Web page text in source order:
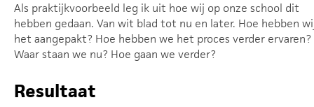
Als praktijkvoorbeeld leg ik uit hoe wij op onze school dit
hebben gedaan. Van wit blad tot nu en later. Hoe hebben
het aangepakt? Hoe hebben we het proces verder ervaren?
Waar staan we nu? Hoe gaan we verder?
Resultaat